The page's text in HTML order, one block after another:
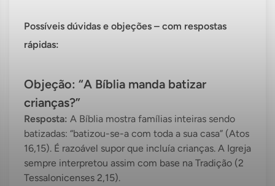
Possíveis dúvidas e objeções – com respostas
rápidas:
Objeção: “A Bíblia manda batizar
crianças?”
Resposta: A Bíblia mostra famílias inteiras sendo
batizadas: “batizou-se-a com toda a sua casa” (Atos
16,15). É razoável supor que incluía crianças. A Igreja
sempre interpretou assim com base na Tradição (2
Tessalonicenses 2,15).